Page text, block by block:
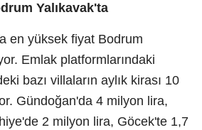
Yalıkavak'ta
en yüksek fiyat Bodrum
Emlak platformlarındaki
bazı villaların aylık kirası 10
Gündoğan'da 4 milyon lira,
2 milyon lira, Göcek'te 1,7